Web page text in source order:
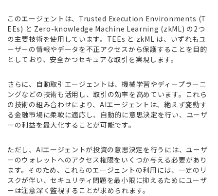
このエージェントは、Trusted Execution Environments (T
EEs) と Zero-knowledge Machine Learning (zkML) の2つ
の主要技術を使用しています。TEEs と zkML は、いずれもユ
ーザーの情報やデータを不正アクセスから保護することを目的
としており、安全かつセキュアな取引を実現します。
さらに、自動取引エージェントは、機械学習やディープラーニ
ングなどの技術も活用し、取引の効率を高めています。これら
の技術の組み合わせにより、AIエージェントは、絶えず変動す
る金融市場に柔軟に適応し、自動的に意思決定を行い、ユーザ
ーの利益を最大化することが可能です。
ただし、AIエージェントが投資の意思決定を行うには、ユーザ
ーのウォレットへのアクセス権限をいくつか与える必要があり
ます。そのため、これらのエージェントの利用には、一定のリ
スクが伴い、セキュリティ問題を最小限に抑えるためにユーザ
ーは注意深く監視することが求められます。